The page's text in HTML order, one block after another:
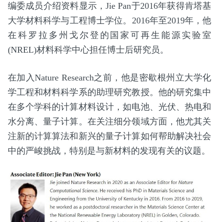
编委成员介绍资料显示，Jie Pan于2016年获得肯塔基
大学材料科学与工程博士学位。2016年至2019年，他
在科罗拉多州戈尔登的国家可再生能源实验室
(NREL)材料科学中心担任博士后研究员。
在加入Nature Research之前，他是密歇根州立大学化
学工程和材料科学系的助理研究教授。他的研究集中
在多个学科的计算材料设计，如电池、光伏、热电和
水分离、量子计算。在关注细分领域方面，他尤其关
注新的计算算法和新兴的量子计算如何帮助解决社会
中的严峻挑战，特别是与新材料的发现有关的议题。